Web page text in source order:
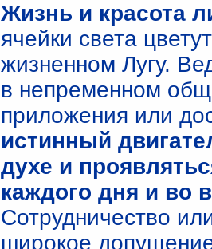
Жизнь и красота
ячейки света
жизненном Лугу.
в непременном
приложения или
истинный
духе и
каждого дня и во
Сотрудничество
широкое